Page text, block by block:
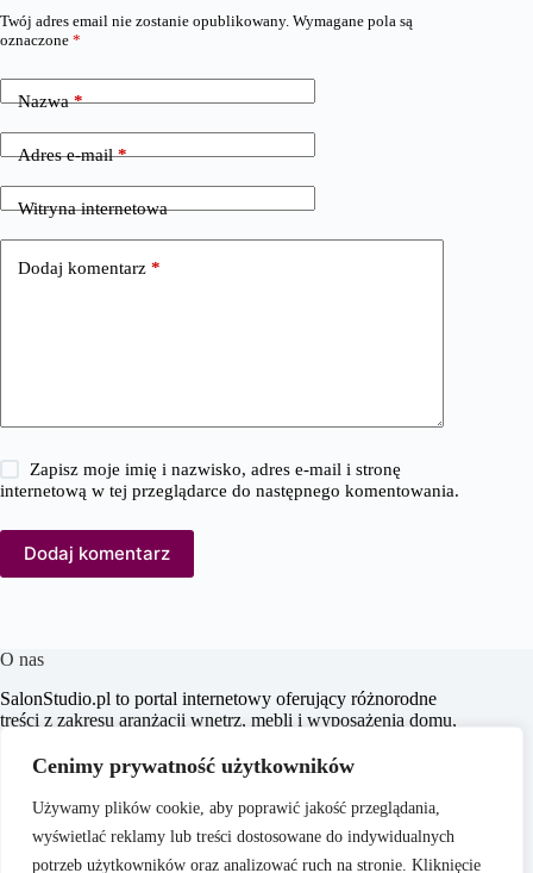
Cenimy prywatność użytkowników
Używamy plików cookie, aby poprawić jakość przeglądania,
wyświetlać reklamy lub treści dostosowane do indywidualnych
potrzeb użytkowników oraz analizować ruch na stronie. Kliknięcie
Twój adres email nie zostanie opublikowany. Wymagane pola są
oznaczone *
Nazwa*
Adres e-mail*
Witryna internetowa
Dodaj komentarz *
Zapisz moje imię i nazwisko, adres e-mail i stronę
internetową w tej przeglądarce do następnego komentowania.
Dodaj komentarz
O nas
SalonStudio.pl to portal internetowy oferujący różnorodne
treści z zakresu aranżacji wnętrz, mebli i wyposażenia domu,
celem jest dostarczanie aktualnych informacji, praktycznych
porad oraz inspiracji, które wspierają czytelników w
tworzeniu funkcjonalnych i estetycznych przestrzeni
życiowych.